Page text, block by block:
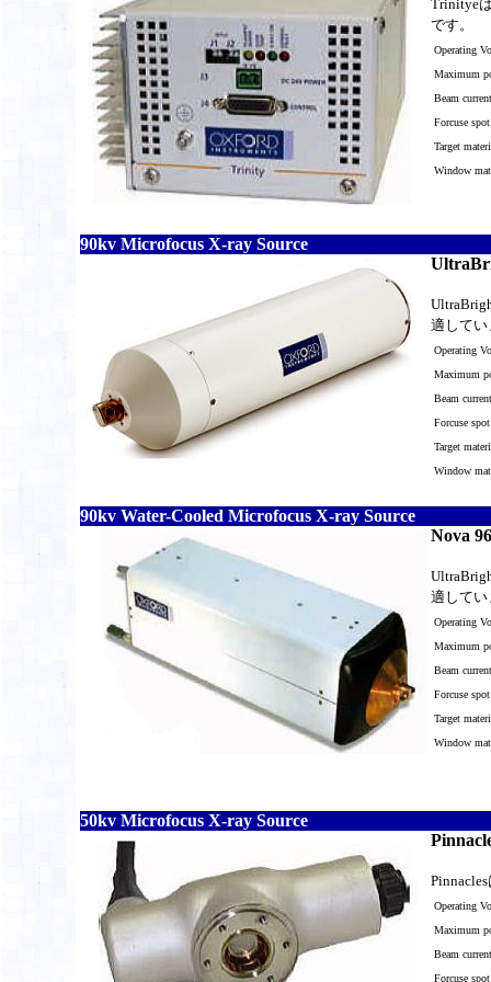
Trinitye
です。
Operating
Maximum
Beam
Forcuse
Target
Window
90kv Microfocus X-ray Source
適してい
Operating
Maximum
Beam
Forcuse
Target
Window
90kv Water-Cooled Microfocus X-ray Source
Nova
適してい
Operating
Maximum
Beam
Forcuse
Target
Window
50kv Microfocus X-ray Source
Operating
Maximum
Beam
Forcuse